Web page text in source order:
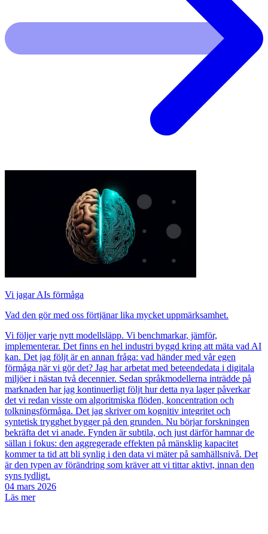
Vi jagar AIs förmåga
Vad den gör med oss förtjänar lika mycket uppmärksamhet.
Vi följer varje nytt modellsläpp. Vi benchmarkar, jämför,
implementerar. Det finns en hel industri byggd kring att mäta vad AI
kan. Det jag följt är en annan fråga: vad händer med vår egen
förmåga när vi gör det? Jag har arbetat med beteendedata i digitala
miljöer i nästan två decennier. Sedan språkmodellerna inträdde på
marknaden har jag kontinuerligt följt hur detta nya lager påverkar
det vi redan visste om algoritmiska flöden, koncentration och
tolkningsförmåga. Det jag skriver om kognitiv integritet och
syntetisk trygghet bygger på den grunden. Nu börjar forskningen
bekräfta det vi anade. Fynden är subtila, och just därför hamnar de
sällan i fokus: den aggregerade effekten på mänsklig kapacitet
kommer ta tid att bli synlig i den data vi mäter på samhällsnivå. Det
är den typen av förändring som kräver att vi tittar aktivt, innan den
syns tydligt.
04 mars 2026
Läs mer